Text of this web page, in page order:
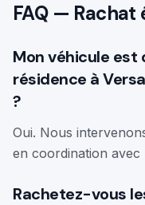
FAQ — Rachat
Mon véhicule est
résidence à
?
Oui. Nous
en coordination avec
Rachetez-vous